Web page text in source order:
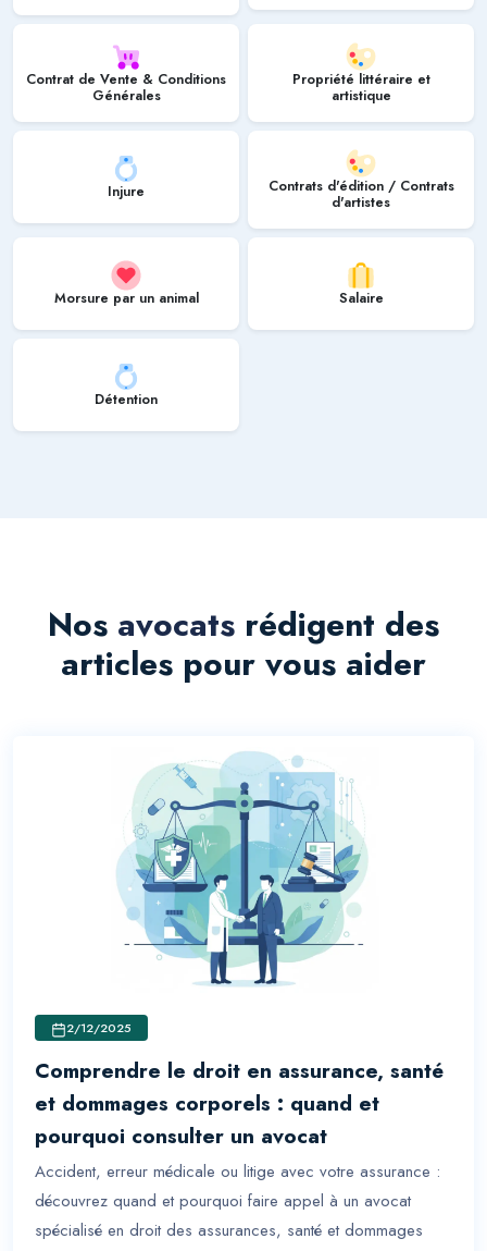
Contrat de Vente & Conditions
Générales
Propriété littéraire et
artistique
Injure
Contrats d'édition / Contrats
d'artistes
Morsure par un animal Salaire
Détention
Nos avocats rédigent des
articles pour vous aider
2/12/2025
Comprendre le droit en assurance, santé
et dommages corporels : quand et
pourquoi consulter un avocat
Accident, erreur médicale ou litige avec votre assurance :
découvrez quand et pourquoi faire appel à un avocat
spécialisé en droit des assurances, santé et dommages